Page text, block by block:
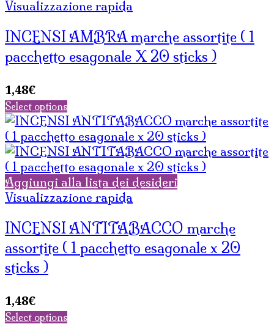
Visualizzazione rapida
INCENSI AMBRA marche assortite ( 1
pacchetto esagonale X 20 sticks )
1,48€
Select options
Aggiungi alla lista dei desideri
Visualizzazione rapida
INCENSI ANTITABACCO marche
assortite ( 1 pacchetto esagonale x 20
sticks )
1,48€
Select options